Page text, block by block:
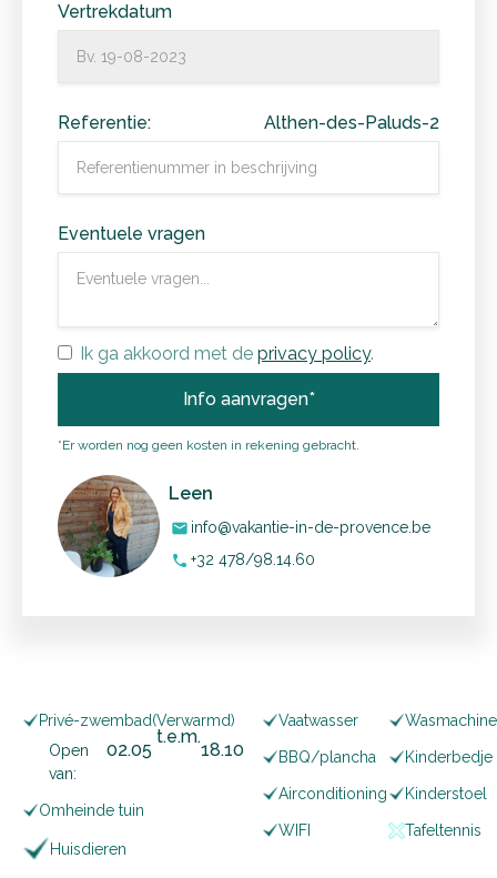
Vertrekdatum
Referentie: Althen-des-Paluds-2
Eventuele vragen
Ik ga akkoord met de privacy policy.
*Er worden nog geen kosten in rekening gebracht.
Leen
mail info@vakantie-in-de-provence.be
phone +32 478/98.14.60
Privé-zwembad(Verwarmd)
Open
van:
02.05
t.e.m.
18.10
Omheinde tuin
Huisdieren
Vaatwasser
BBQ/plancha
Airconditioning
WIFI
Wasmachine
Kinderbedje
Kinderstoel
Tafeltennis